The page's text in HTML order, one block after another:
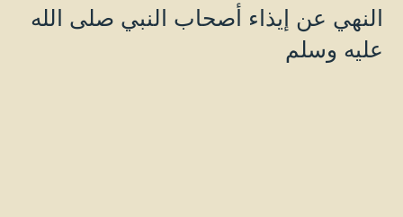
النهي عن إيذاء أصحاب النبي صلى الله
عليه وسلم